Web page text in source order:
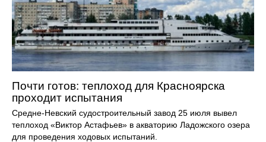
Почти готов: теплоход для Красноярска
проходит испытания
Средне-Невский судостроительный завод 25 июля вывел
теплоход «Виктор Астафьев» в акваторию Ладожского озера
для проведения ходовых испытаний.